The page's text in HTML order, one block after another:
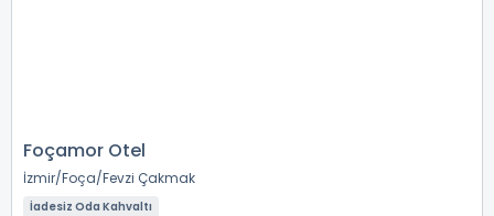
Foçamor Otel
İzmir Foça Fevzi Çakmak
İadesiz Oda Kahvaltı